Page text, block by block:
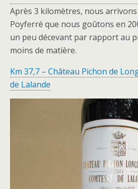
Après 3 kilomètres, nous
Poyferré que nous goûtons en
un peu décevant par rapport au
moins de matière.
Km 37,7 – Château Pichon de
de Lalande